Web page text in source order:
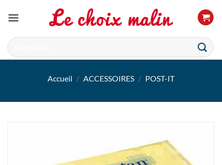
Recherche
pour :
Accueil / ACCESSOIRES / POST-IT